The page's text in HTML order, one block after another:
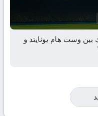
بين وست هام يونايتد و